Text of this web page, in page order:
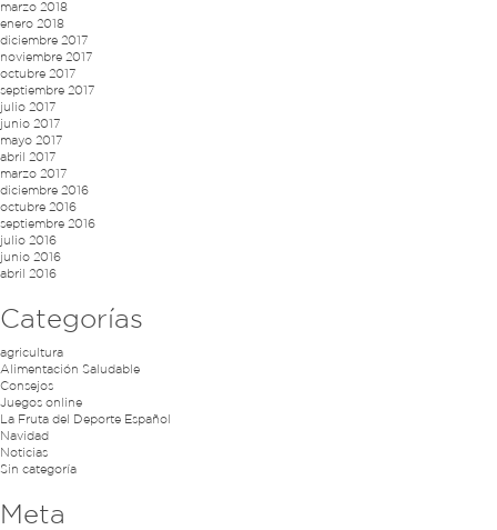
marzo 2018
enero 2018
diciembre 2017
noviembre 2017
octubre 2017
septiembre 2017
julio 2017
junio 2017
mayo 2017
abril 2017
marzo 2017
diciembre 2016
octubre 2016
septiembre 2016
julio 2016
junio 2016
abril 2016
Categorías
agricultura
Alimentación Saludable
Consejos
Juegos online
La Fruta del Deporte Español
Navidad
Noticias
Sin categoría
Meta